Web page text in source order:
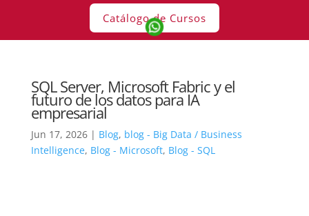
Catálogo de Cursos
SQL Server, Microsoft Fabric y el
futuro de los datos para IA
empresarial
Jun 17, 2026| Blog, blog - Big Data / Business
Intelligence, Blog - Microsoft, Blog - SQL